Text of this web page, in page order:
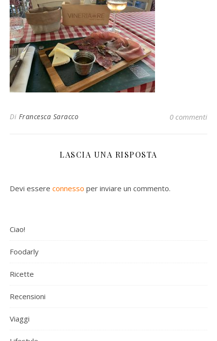
Di Francesca Saracco 0 commenti
LASCIA UNA RISPOSTA
Devi essere connesso per inviare un commento.
Ciao!
Foodarly
Ricette
Recensioni
Viaggi